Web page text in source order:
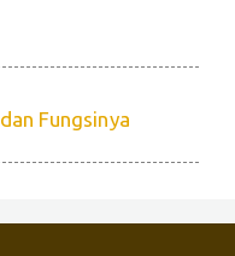
Fungsinya